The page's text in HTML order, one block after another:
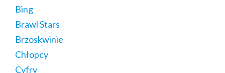
Bing
Brawl Stars
Brzoskwinie
Chłopcy
Cyfry